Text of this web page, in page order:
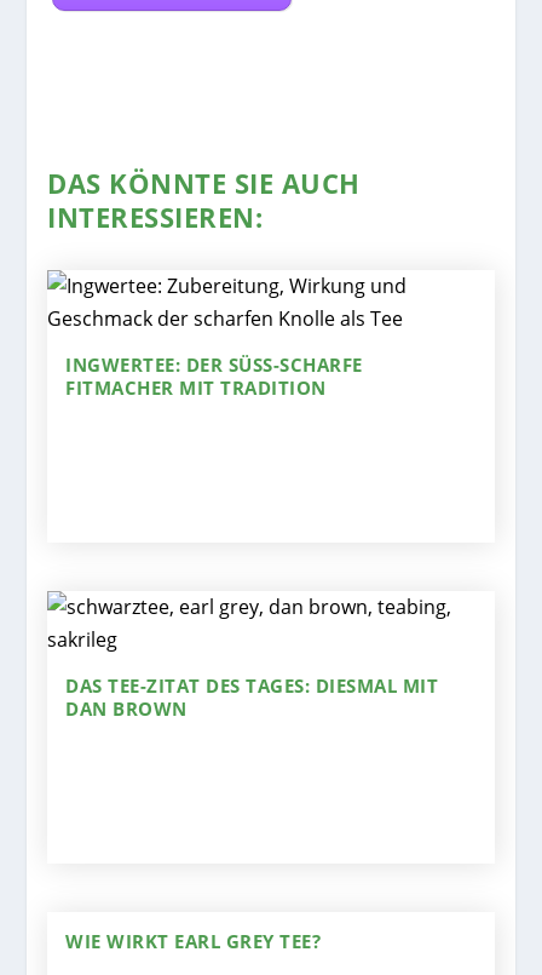
DAS KÖNNTE SIE AUCH
INTERESSIEREN:
INGWERTEE: DER SÜSS-SCHARFE F
ITMACHER MIT TRADITION
DAS TEE-ZITAT DES TAGES: DIESMAL MIT
DAN BROWN
WIE WIRKT EARL GREY TEE?